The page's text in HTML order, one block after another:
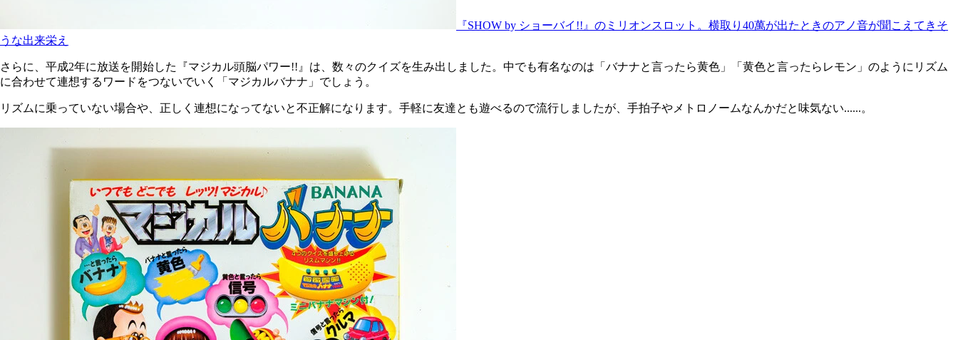
『SHOW by ショーバイ!!』のミリオンスロット。横取り40萬が出たときのアノ音が聞こえてきそ
うな出来栄え
さらに、平成2年に放送を開始した『マジカル頭脳パワー!!』は、数々のクイズを生み出しました。中でも有名なのは「バナナと言ったら黄色」「黄色と言ったらレモン」のようにリズム
に合わせて連想するワードをつないでいく「マジカルバナナ」でしょう。
リズムに乗っていない場合や、正しく連想になってないと不正解になります。手軽に友達とも遊べるので流行しましたが、手拍子やメトロノームなんかだと味気ない......。